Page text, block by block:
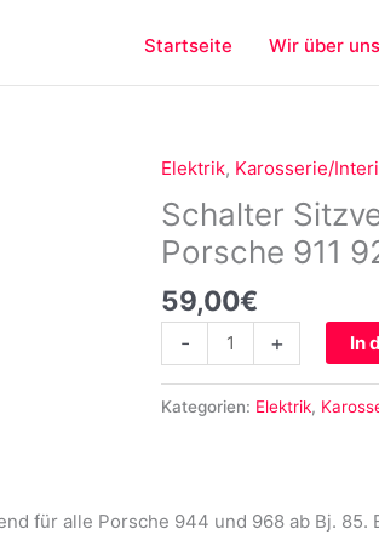
Startseite Wir über uns
Elektrik, Karosserie/
Schalter
Porsche 911
59,00€
-
Schalter
Sitzverstellung
vertikal
passend
für
Porsche
911
944
+ In
Kategorien: Elektrik,
für alle Porsche 944 und 968 ab Bj. 85.